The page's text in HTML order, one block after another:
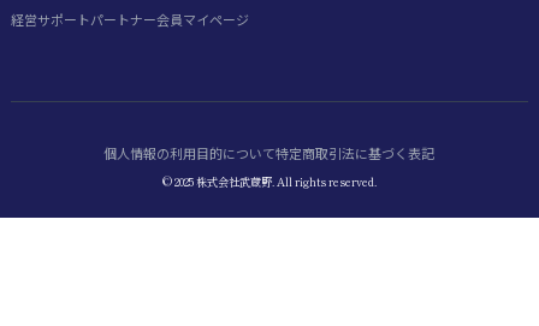
経営サポートパートナー会員マイページ
個人情報の利用目的について特定商取引法に基づく表記
© 2025 株式会社武蔵野. All rights reserved.